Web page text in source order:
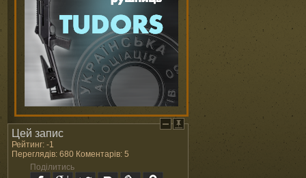
Цей запис
Рейтинг: -1
Переглядів: 680 Коментарів: 5
Поділитись